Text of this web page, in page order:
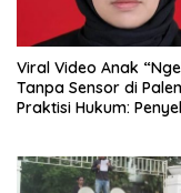
Viral Video Anak
Tanpa Sensor di
Praktisi Hukum: